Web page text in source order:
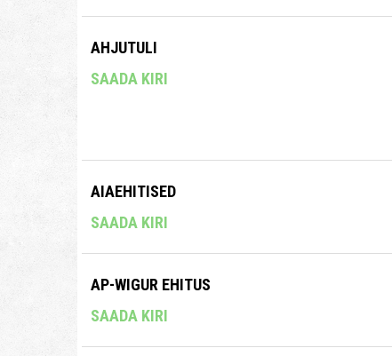
AHJUTULI
SAADA KIRI
AIAEHITISED
SAADA KIRI
AP-WIGUR EHITUS
SAADA KIRI